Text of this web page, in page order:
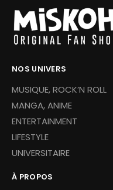
NOS UNIVERS
MUSIQUE, ROCK’N ROLL
MANGA, ANIME
ENTERTAINMENT
LIFESTYLE
UNIVERSITAIRE
À PROPOS